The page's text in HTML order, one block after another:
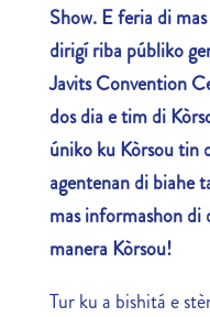
Show. E feria di
dirigí riba públiko
Javits Convention
dos dia e tim di
úniko ku Kòrsou tin
agentenan di biahe
mas informashon di
manera Kòrsou!
Tur ku a bishitá e